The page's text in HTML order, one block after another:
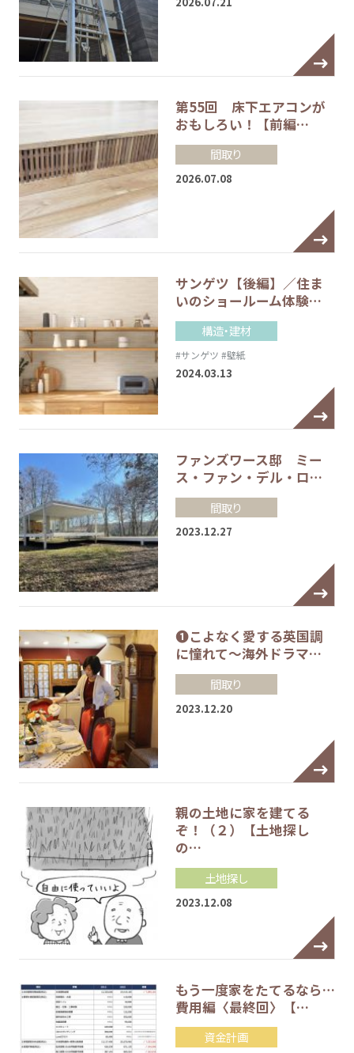
第55回 床下エアコンが
おもしろい！【前編…
間取り
2026.07.08
サンゲツ【後編】／住ま
いのショールーム体験…
構造・建材
#サンゲツ #壁紙
2024.03.13
ファンズワース邸 ミー
ス・ファン・デル・ロ…
間取り
2023.12.27
❶こよなく愛する英国調
に憧れて～海外ドラマ…
間取り
2023.12.20
親の土地に家を建てる
ぞ！（２）【土地探し
の…
土地探し
2023.12.08
もう一度家をたてるなら…
費用編〈最終回〉【…
資金計画